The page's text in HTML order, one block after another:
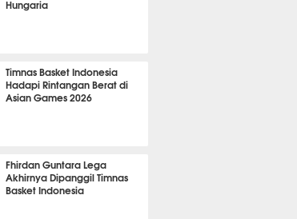
Hungaria
Timnas Basket Indonesia
Hadapi Rintangan Berat di
Asian Games 2026
Fhirdan Guntara Lega
Akhirnya Dipanggil Timnas
Basket Indonesia